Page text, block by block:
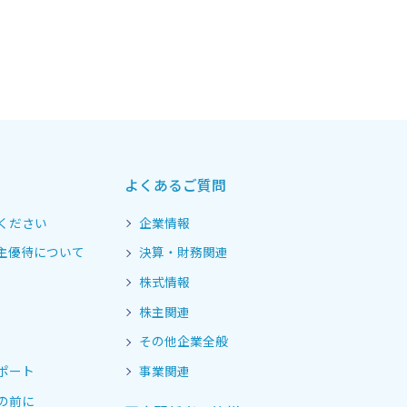
ださい
優待について
ート
前に
よくあるご質問
企業情報
決算・財務関連
株式情報
株主関連
その他企業全般
事業関連